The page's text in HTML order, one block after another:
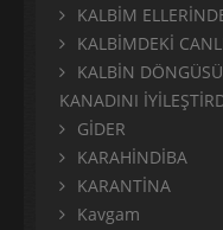
KALBİM
KALBİMDEKİ
KALBİN DÖNGÜSÜ
KANADINI
GİDER
KARAHİNDİBA
KARANTİNA
Kavgam